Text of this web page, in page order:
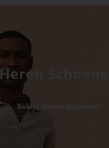
Heren Schoenen
Bekijk Heren Schoenen